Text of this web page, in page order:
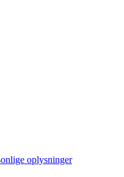
oplysninger